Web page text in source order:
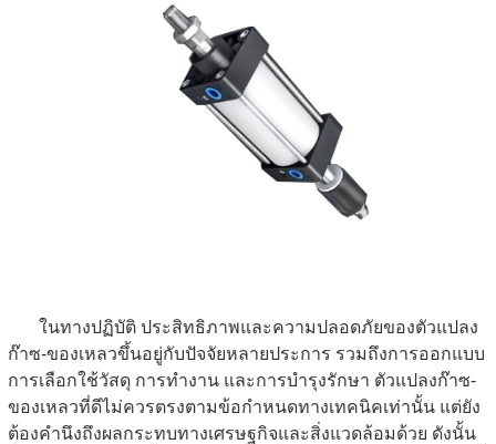
ในทางปฏิบัติ ประสิทธิภาพและความปลอดภัยของตัวแปลง
ก๊าซ-ของเหลวขึ้นอยู่กับปัจจัยหลายประการ รวมถึงการออกแบบ
การเลือกใช้วัสดุ การทำงาน และการบำรุงรักษา ตัวแปลงก๊าซ-
ของเหลวที่ดีไม่ควรตรงตามข้อกำหนดทางเทคนิคเท่านั้น แต่ยัง
ต้องคำนึงถึงผลกระทบทางเศรษฐกิจและสิ่งแวดล้อมด้วย ดังนั้น